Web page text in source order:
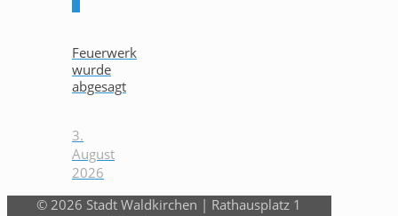
Feuerwerk
wurde
abgesagt
3.
August
2026
© 2026 Stadt Waldkirchen | Rathausplatz 1